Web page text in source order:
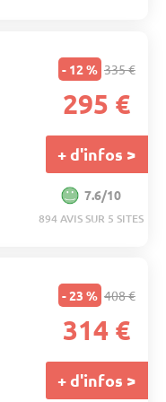
- 12 % 335 €
295 €
+ d'infos >
7.6/10
894 AVIS SUR 5 SITES
- 23 % 408 €
314 €
+ d'infos >